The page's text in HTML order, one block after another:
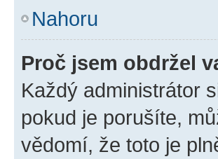
Nahoru
Proč jsem obdržel
Každý administrátor
pokud je porušíte,
vědomí, že toto je